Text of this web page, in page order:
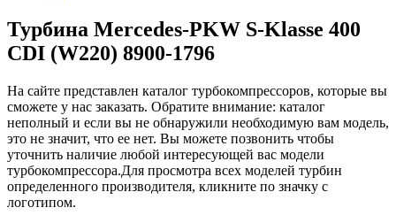
Турбина Mercedes-PKW S-Klasse 400
CDI (W220) 8900-1796
На сайте представлен каталог турбокомпрессоров, которые вы
сможете у нас заказать. Обратите внимание: каталог
неполный и если вы не обнаружили необходимую вам модель,
это не значит, что ее нет. Вы можете позвонить чтобы
уточнить наличие любой интересующей вас модели
турбокомпрессора.Для просмотра всех моделей турбин
определенного производителя, кликните по значку с
логотипом.